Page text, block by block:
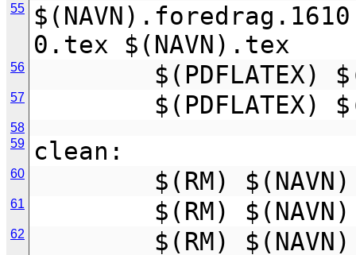
55
0.tex $(NAVN).tex
56
57
58
59
clean:
60
$(RM)
61
$(RM)
62
$(RM)